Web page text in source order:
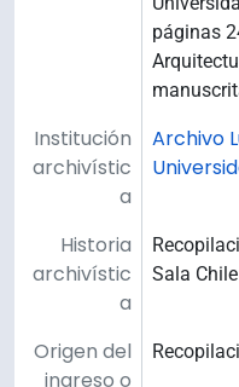
páginas
Institución
archivístic
a
Archivo
Historia
archivístic
a
Sala
Origen del
ingreso o